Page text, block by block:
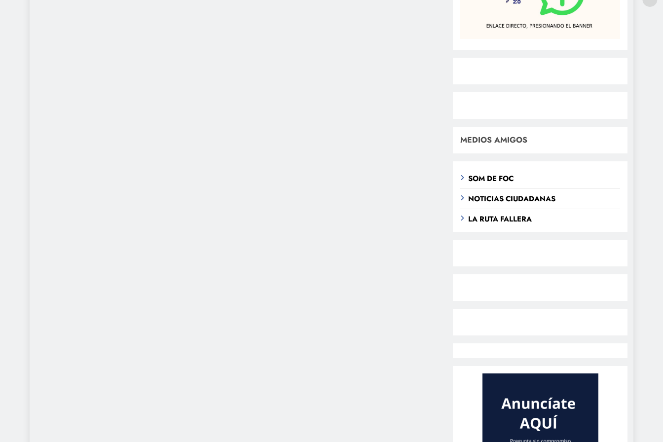
MEDIOS AMIGOS
SOM DE FOC
NOTICIAS CIUDADANAS
LA RUTA FALLERA